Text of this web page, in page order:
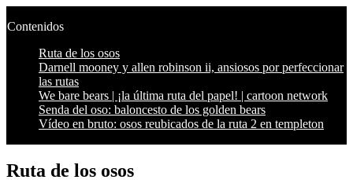
Contenidos
Ruta de los osos
Darnell mooney y allen robinson ii, ansiosos por perfeccionar
las rutas
We bare bears | ¡la última ruta del papel! | cartoon network
Senda del oso: baloncesto de los golden bears
Vídeo en bruto: osos reubicados de la ruta 2 en templeton
Ruta de los osos